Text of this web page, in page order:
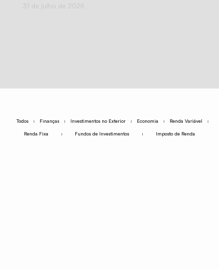
31 de julho de 2026
Todos Finanças Investimentos no Exterior Economia Renda Variável
Renda Fixa Fundos de Investimentos Imposto de Renda